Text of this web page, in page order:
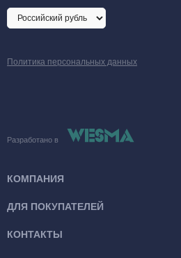
Политика персональных данных
Разработано в
КОМПАНИЯ
ДЛЯ ПОКУПАТЕЛЕЙ
КОНТАКТЫ